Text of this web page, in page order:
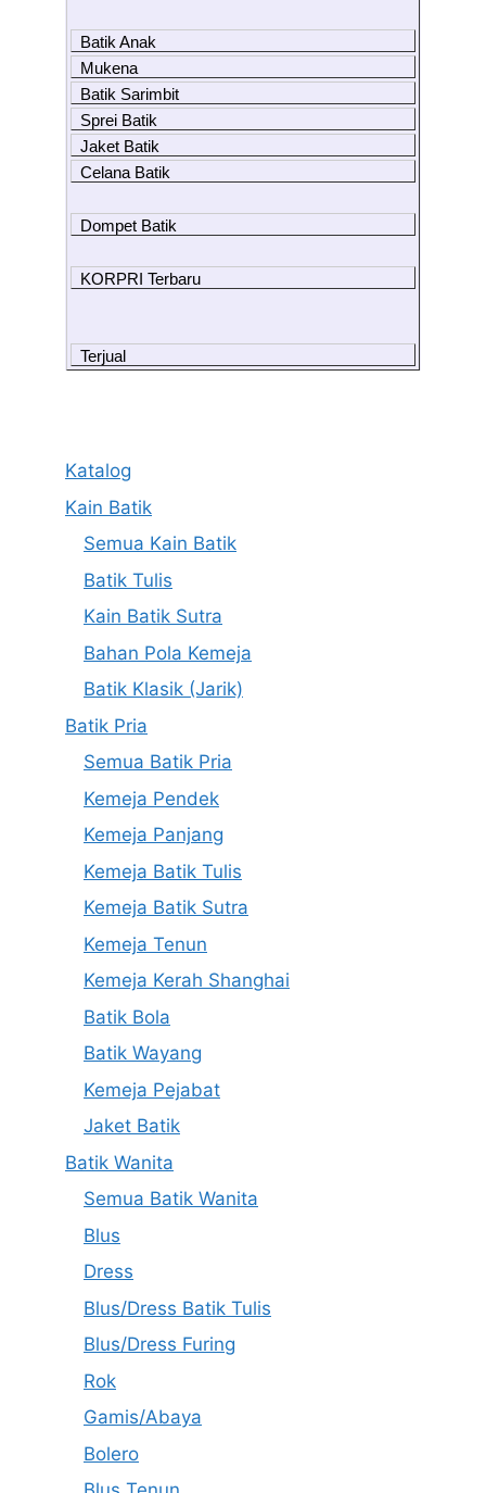
Batik Anak
Mukena
Batik Sarimbit
Sprei Batik
Jaket Batik
Celana Batik
Dompet Batik
KORPRI Terbaru
Terjual
Katalog
Kain Batik
Semua Kain Batik
Batik Tulis
Kain Batik Sutra
Bahan Pola Kemeja
Batik Klasik (Jarik)
Batik Pria
Semua Batik Pria
Kemeja Pendek
Kemeja Panjang
Kemeja Batik Tulis
Kemeja Batik Sutra
Kemeja Tenun
Kemeja Kerah Shanghai
Batik Bola
Batik Wayang
Kemeja Pejabat
Jaket Batik
Batik Wanita
Semua Batik Wanita
Blus
Dress
Blus/Dress Batik Tulis
Blus/Dress Furing
Rok
Gamis/Abaya
Bolero